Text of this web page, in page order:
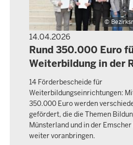
14.04.2026
PRESSEMITTEILUNG
Rund 350.000 Euro
Weiterbildung in der
14 Förderbescheide für
Weiterbildungseinrichtungen:
350.000 Euro werden
gefördert, die die Themen
Münsterland und in der
weiter voranbringen.